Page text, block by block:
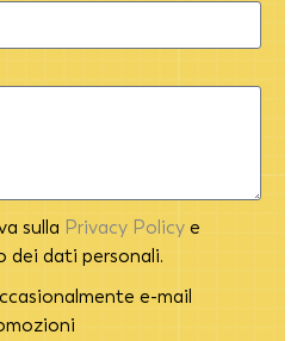
sulla Privacy Policy e
dati personali.
e-mail